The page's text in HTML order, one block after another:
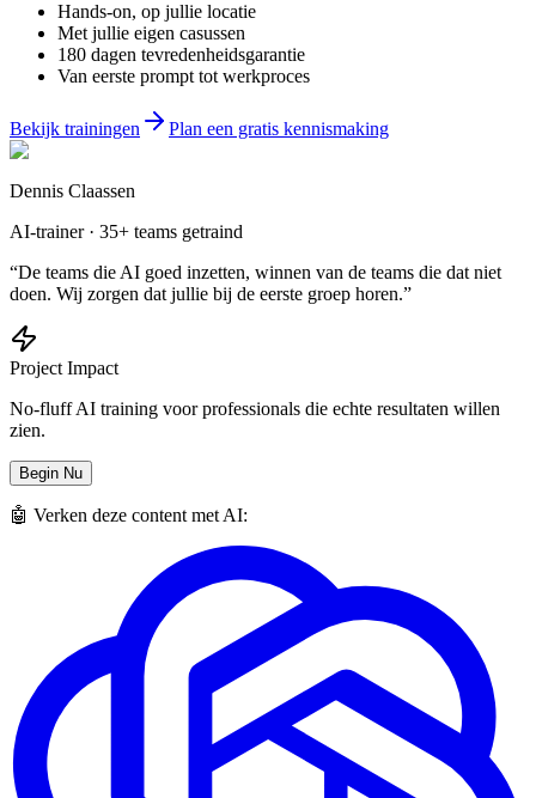
Hands-on, op jullie locatie
Met jullie eigen casussen
180 dagen tevredenheidsgarantie
Van eerste prompt tot werkproces
Bekijk trainingen Plan een gratis kennismaking
Dennis Claassen
AI-trainer · 35+ teams getraind
“De teams die AI goed inzetten, winnen van de teams die dat niet
doen. Wij zorgen dat jullie bij de eerste groep horen.”
Project Impact
No-fluff AI training voor professionals die echte resultaten willen
zien.
Begin Nu
🤖 Verken deze content met AI: